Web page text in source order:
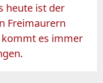
heute ist der
Freimaurern
kommt es immer